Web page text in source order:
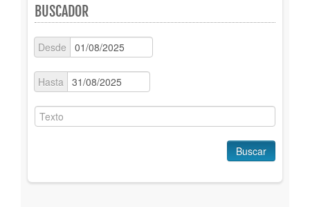
BUSCADOR
Desde
Hasta
Buscar